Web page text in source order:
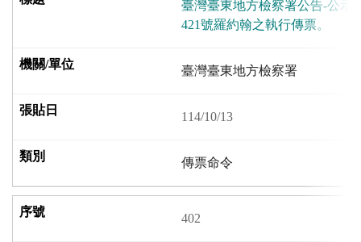
臺灣臺東地方檢察署公告-公示
421號羅約翰之執行傳票。
臺灣臺東地方檢察署
114/10/13
傳票命令
402